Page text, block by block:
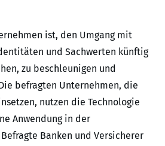
ist, den Umgang mit
und Sachwerten künftig
zu beschleunigen und
befragten Unternehmen, die
nutzen die Technologie
Anwendung in der
Banken und Versicherer